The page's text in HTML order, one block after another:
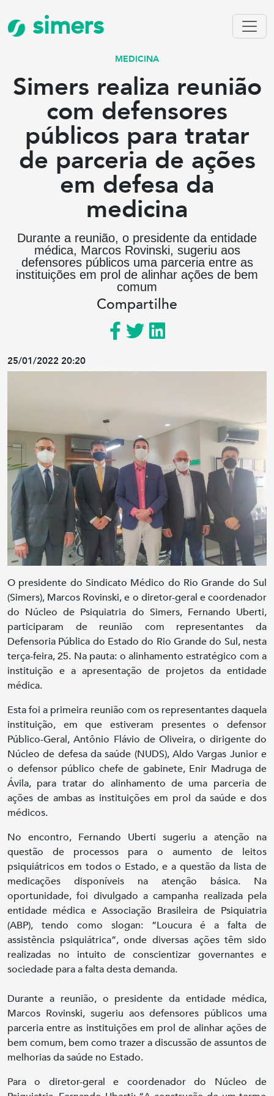
simers
MEDICINA
Simers realiza reunião
com defensores
públicos para tratar
de parceria de ações
em defesa da
medicina
Durante a reunião, o presidente da entidade
médica, Marcos Rovinski, sugeriu aos
defensores públicos uma parceria entre as
instituições em prol de alinhar ações de bem
comum
Compartilhe
25/01/2022 20:20
O presidente do Sindicato Médico do Rio Grande do Sul
(Simers), Marcos Rovinski, e o diretor-geral e coordenador
do Núcleo de Psiquiatria do Simers, Fernando Uberti,
participaram de reunião com representantes da
Defensoria Pública do Estado do Rio Grande do Sul, nesta
terça-feira, 25. Na pauta: o alinhamento estratégico com a
instituição e a apresentação de projetos da entidade
médica.
Esta foi a primeira reunião com os representantes daquela
instituição, em que estiveram presentes o defensor
Público-Geral, Antônio Flávio de Oliveira, o dirigente do
Núcleo de defesa da saúde (NUDS), Aldo Vargas Junior e
o defensor público chefe de gabinete, Enir Madruga de
Ávila, para tratar do alinhamento de uma parceria de
ações de ambas as instituições em prol da saúde e dos
médicos.
No encontro, Fernando Uberti sugeriu a atenção na
questão de processos para o aumento de leitos
psiquiátricos em todos o Estado, e a questão da lista de
medicações disponíveis na atenção básica. Na
oportunidade, foi divulgado a campanha realizada pela
entidade médica e Associação Brasileira de Psiquiatria
(ABP), tendo como slogan: “Loucura é a falta de
assistência psiquiátrica”, onde diversas ações têm sido
realizadas no intuito de conscientizar governantes e
sociedade para a falta desta demanda.
Durante a reunião, o presidente da entidade médica,
Marcos Rovinski, sugeriu aos defensores públicos uma
parceria entre as instituições em prol de alinhar ações de
bem comum, bem como trazer a discussão de assuntos de
melhorias da saúde no Estado.
Para o diretor-geral e coordenador do Núcleo de